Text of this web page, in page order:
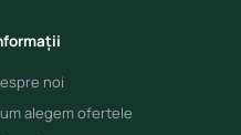
noi
alegem ofertele